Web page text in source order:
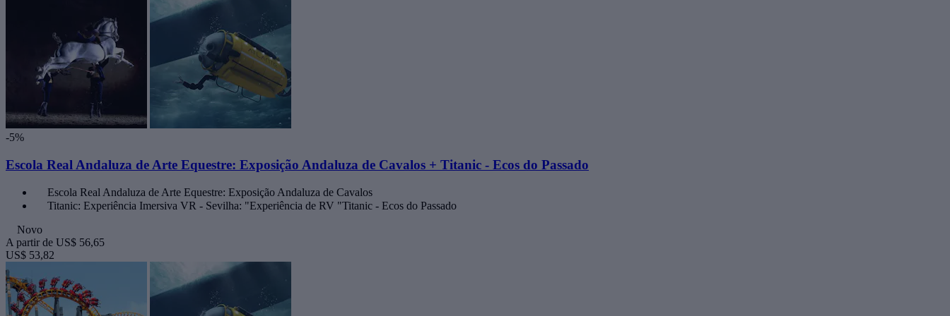
-5%
Escola Real Andaluza de Arte Equestre: Exposição Andaluza de Cavalos + Titanic - Ecos do Passado
Escola Real Andaluza de Arte Equestre: Exposição Andaluza de Cavalos
Titanic: Experiência Imersiva VR - Sevilha: "Experiência de RV "Titanic - Ecos do Passado
Novo
A partir de US$ 56,65
US$ 53,82